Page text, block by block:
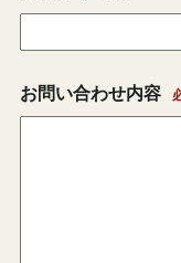
お問い合わせ内容